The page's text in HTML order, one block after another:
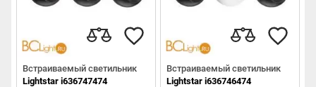
Встраиваемый светильник
Lightstar i636747474
Встраиваемый светильник
Lightstar i636746474